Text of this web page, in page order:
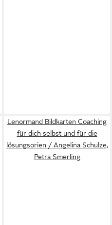
Lenormand Bildkarten Coaching
für dich selbst und für die
lösungsorien / Angelina Schulze,
Petra Smerling